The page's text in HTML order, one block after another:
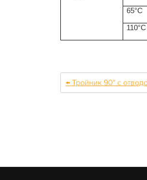
65°C
110°C
← Тройник 90° с